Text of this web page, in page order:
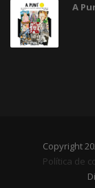
A
Copyright
Política de